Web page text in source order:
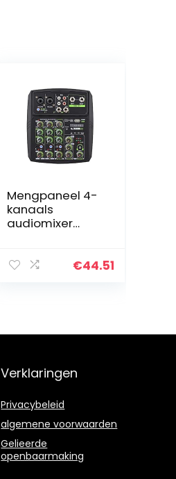
Mengpaneel 4-
kanaals
audiomixer
ingebouwde
Gain…
€44.51
Verklaringen
Privacybeleid
algemene voorwaarden
Gelieerde
openbaarmaking